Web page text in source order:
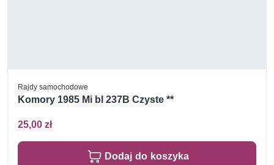
Rajdy samochodowe
Komory 1985 Mi bl 237B Czyste **
25,00 zł
Dodaj do koszyka